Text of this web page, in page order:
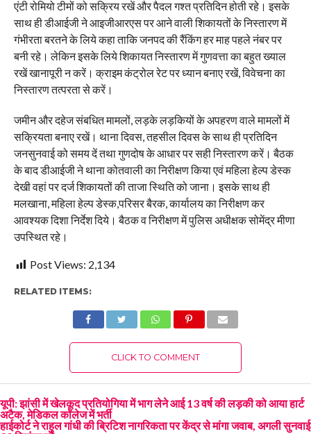
एंटी रोमियो टीमों को सक्रिय रखें और पैदल गश्त प्रतिदिन होती रहे। इसके
साथ ही डीआईजी ने आइजीआरएस पर आने वाली शिकायतों के निस्तारण में
गंभीरता बरतने के लिये कहा ताकि जनपद की रैंकिंग हर माह पहले नंबर पर
बनी रहे। लेकिन इसके लिये शिकायत निस्तारण में गुणवत्ता का बहुत ख्याल
रखें खानापूरी न करें। क्राइम कंट्रोल रेट पर ध्यान बनाए रखें, विवेचना का
निस्तारण तत्परता से करें।
जमीन और दहेज संबधित मामलों, लड़के लड़कियों के अपहरण वाले मामलों में
सक्रियता बनाए रखें। थाना दिवस, तहसील दिवस के साथ ही प्रतिदिन
जनसुनवाई को समय दें तथा गुणदोष के आधार पर सही निस्तारण करें। बैठक
के बाद डीआईजी ने थाना कोतवाली का निरीक्षण किया एवं महिला हेल्प डेस्क
देखी वहां पर दर्ज शिकायतों की ताजा स्थिति को जाना। इसके साथ ही
मलखाना, महिला हेल्प डेस्क,परिसर बैरक, कार्यालय का निरीक्षण कर
आवश्यक दिशा निर्देश दिये। बैठक व निरीक्षण में पुलिस अधीक्षक सोमेंद्र मीणा
उपस्थित रहे।
Post Views: 2,134
RELATED ITEMS:
CLICK TO COMMENT
यूपी: झांसी में खेलकूद प्रतियोगिया में भाग लेने आई 13 वर्ष की लड़की को आया हार्ट
अटैक, मेडिकल कॉलेज में भर्ती
हाईकोर्ट ने राहुल गांधी की ब्रिटिश नागरिकता पर केंद्र से मांगा जवाब, अगली सुनवाई